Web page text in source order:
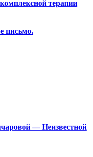
терапии
письмо.
— Неизвестной